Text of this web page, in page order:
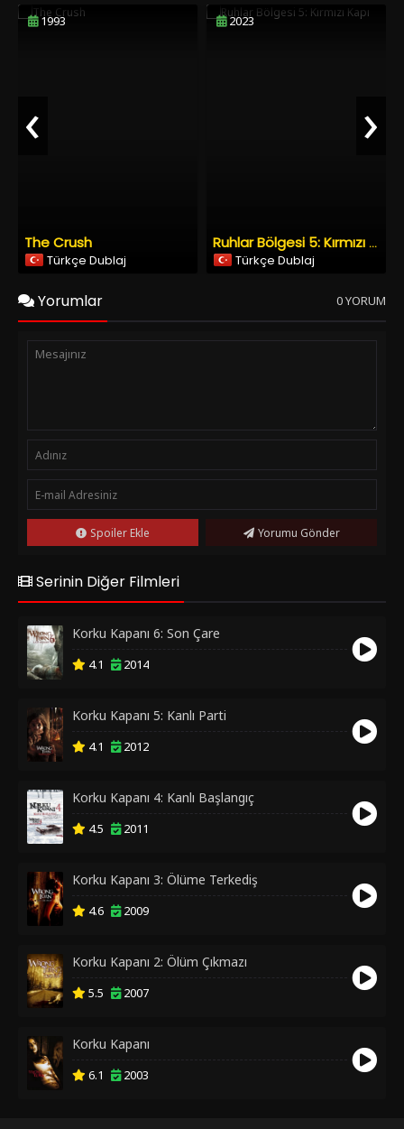
1993
The Crush
Türkçe Dublaj
2023
Ruhlar Bölgesi 5: Kırmızı Kapı
Türkçe Dublaj
‹ ›
Yorumlar 0 YORUM
Spoiler Ekle Yorumu Gönder
Serinin Diğer Filmleri
Korku Kapanı 6: Son Çare
4.1 2014
Korku Kapanı 5: Kanlı Parti
4.1 2012
Korku Kapanı 4: Kanlı Başlangıç
4.5 2011
Korku Kapanı 3: Ölüme Terkediş
4.6 2009
Korku Kapanı 2: Ölüm Çıkmazı
5.5 2007
Korku Kapanı
6.1 2003